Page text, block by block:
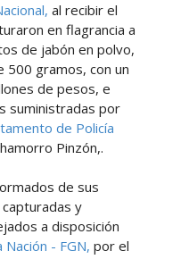
al recibir el
en flagrancia a
de jabón en polvo,
500 gramos, con un
de pesos, e
suministradas por
de Policía
Pinzón,.
de sus
y
a disposición
Nación - FGN, por el